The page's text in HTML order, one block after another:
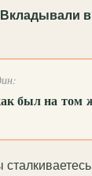
был на том